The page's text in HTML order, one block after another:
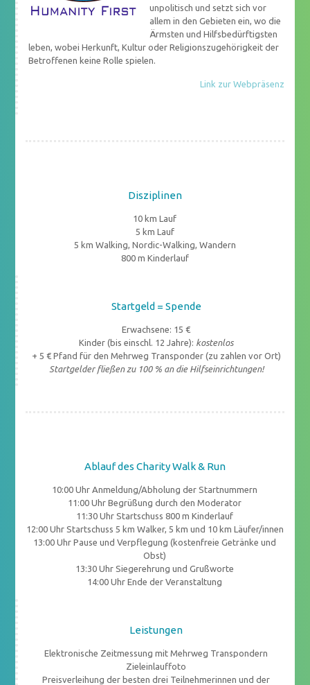
unpolitisch und setzt sich vor
allem in den Gebieten ein, wo die
Ärmsten und Hilfsbedürftigsten
leben, wobei Herkunft, Kultur oder Religionszugehörigkeit der
Betroffenen keine Rolle spielen.
Link zur Webpräsenz
Disziplinen
10 km Lauf
5 km Lauf
5 km Walking, Nordic-Walking, Wandern
800 m Kinderlauf
Startgeld = Spende
Erwachsene: 15 €
Kinder (bis einschl. 12 Jahre): kostenlos
+ 5 € Pfand für den Mehrweg Transponder (zu zahlen vor Ort)
Startgelder fließen zu 100 % an die Hilfseinrichtungen!
Ablauf des Charity Walk & Run
10:00 Uhr Anmeldung/Abholung der Startnummern
11:00 Uhr Begrüßung durch den Moderator
11:30 Uhr Startschuss 800 m Kinderlauf
12:00 Uhr Startschuss 5 km Walker, 5 km und 10 km Läufer/innen
13:00 Uhr Pause und Verpflegung (kostenfreie Getränke und
Obst)
13:30 Uhr Siegerehrung und Grußworte
14:00 Uhr Ende der Veranstaltung
Leistungen
Elektronische Zeitmessung mit Mehrweg Transpondern
Zieleinlauffoto
Preisverleihung der besten drei Teilnehmerinnen und der